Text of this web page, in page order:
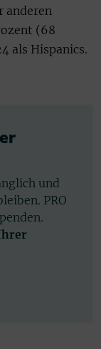
anderen
(68
als Hispanics.
und
PRO